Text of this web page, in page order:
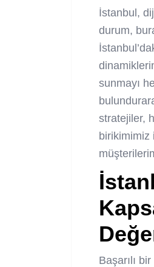
İstanbul,
durum,
sunmayı
stratejiler,
birikimimiz
Başarılı